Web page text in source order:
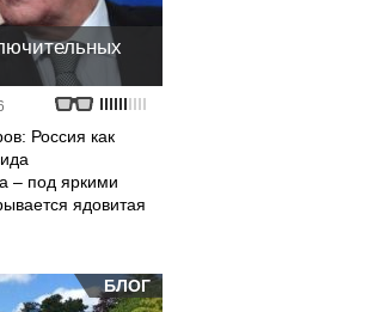
Россия как
– под яркими
ядовитая
БЛОГ